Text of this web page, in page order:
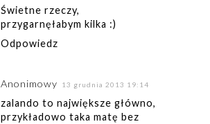
Świetne rzeczy,
przygarnęłabym kilka :)
Odpowiedz
Anonimowy 13 grudnia 2013 19:14
zalando to największe główno,
przykładowo taka matę bez